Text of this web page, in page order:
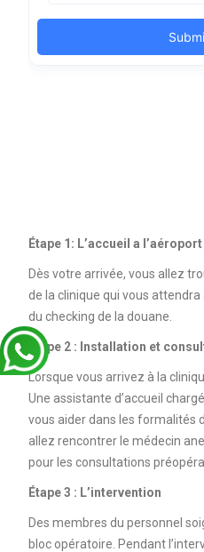
Étape 1: L’accueil a l’aéroport
Dès votre arrivée, vous allez
de la clinique qui vous
du checking de la douane.
Étape 2 : Installation et
Lorsque vous arrivez à la
Une assistante d’accueil
vous aider dans les formalités
allez rencontrer le médecin
pour les consultations
Étape 3 : L’intervention
Des membres du personnel
bloc opératoire. Pendant